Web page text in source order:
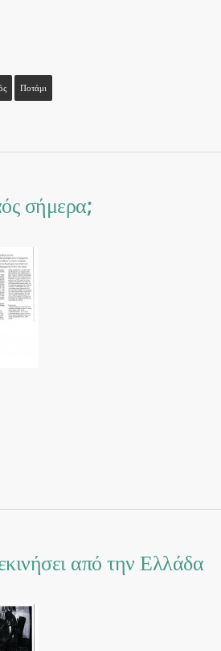
Ποτάμι
σήμερα;
από την Ελλάδα